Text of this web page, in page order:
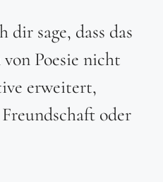
dir sage, dass das
von Poesie nicht
erweitert,
oder